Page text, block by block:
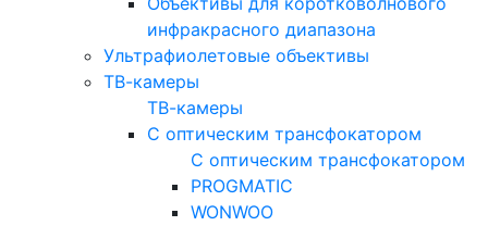
инфракрасного диапазона
Ультрафиолетовые объективы
ТВ-камеры
ТВ-камеры
С оптическим трансфокатором
С оптическим трансфокатором
PROGMATIC
WONWOO